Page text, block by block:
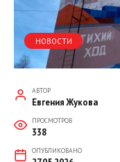
НОВОСТИ
АВТОР
Евгения Жукова
ПРОСМОТРОВ
338
ОПУБЛИКОВАНО